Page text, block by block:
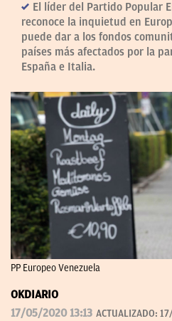
El líder del Partido Popular
reconoce la inquietud en
puede dar a los fondos
países más afectados por la
España e Italia.
PP Europeo Venezuela
OKDIARIO
17/05/2020 13:13 ACTUALIZADO: